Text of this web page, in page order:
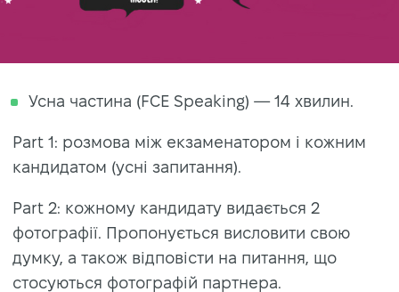
Усна частина (FCE Speaking) — 14 хвилин.
Part 1: розмова між екзаменатором і кожним
кандидатом (усні запитання).
Part 2: кожному кандидату видається 2
фотографії. Пропонується висловити свою
думку, а також відповісти на питання, що
стосуються фотографій партнера.